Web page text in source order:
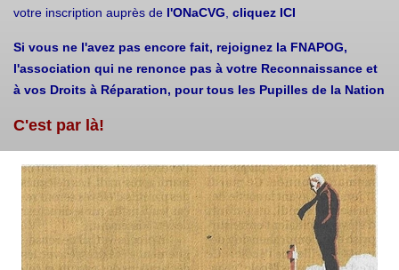
votre inscription auprès de l'ONaCVG cliquez ICI
Si vous ne l'avez pas encore fait, rejoignez la FNAPOG,
l'association qui ne renonce pas à votre Reconnaissance et
à vos Droits à Réparation, pour tous les Pupilles de la Nation
C'est par là!